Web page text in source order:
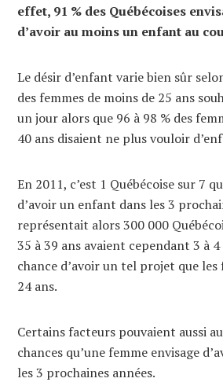
effet, 91 % des Québécoises
d’avoir au moins un enfant au
Le désir d’enfant varie bien sûr
des femmes de moins de 25 ans
un jour alors que 96 à 98 % des
40 ans disaient ne plus vouloir
En 2011, c’est 1 Québécoise sur 7
d’avoir un enfant dans les 3
représentait alors 300 000
35 à 39 ans avaient cependant 3 à
chance d’avoir un tel projet que les
24 ans.
Certains facteurs pouvaient aussi
chances qu’une femme envisage
les 3 prochaines années.